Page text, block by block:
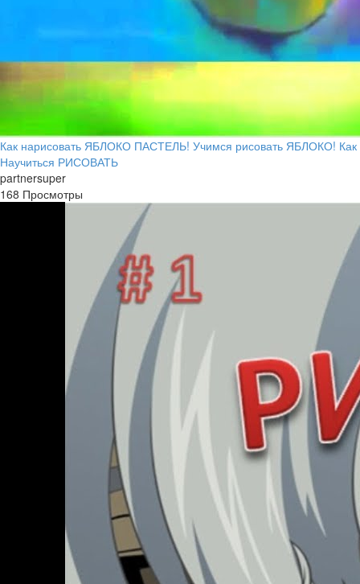
Как нарисовать ЯБЛОКО ПАСТЕЛЬ! Учимся рисовать ЯБЛОКО! Как
Научиться РИСОВАТЬ
partnersuper
168 Просмотры